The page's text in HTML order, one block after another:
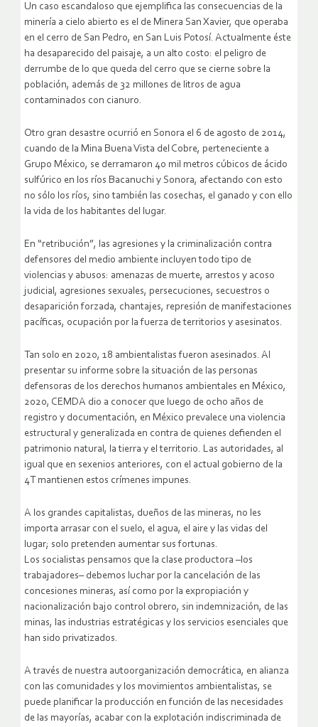
Un caso escandaloso que ejemplifica las consecuencias de la
minería a cielo abierto es el de Minera San Xavier, que operaba
en el cerro de San Pedro, en San Luis Potosí. Actualmente éste
ha desaparecido del paisaje, a un alto costo: el peligro de
derrumbe de lo que queda del cerro que se cierne sobre la
población, además de 32 millones de litros de agua
contaminados con cianuro.
Otro gran desastre ocurrió en Sonora el 6 de agosto de 2014,
cuando de la Mina Buena Vista del Cobre, perteneciente a
Grupo México, se derramaron 40 mil metros cúbicos de ácido
sulfúrico en los ríos Bacanuchi y Sonora, afectando con esto
no sólo los ríos, sino también las cosechas, el ganado y con ello
la vida de los habitantes del lugar.
En “retribución”, las agresiones y la criminalización contra
defensores del medio ambiente incluyen todo tipo de
violencias y abusos: amenazas de muerte, arrestos y acoso
judicial, agresiones sexuales, persecuciones, secuestros o
desaparición forzada, chantajes, represión de manifestaciones
pacíficas, ocupación por la fuerza de territorios y asesinatos.
Tan solo en 2020, 18 ambientalistas fueron asesinados. Al
presentar su informe sobre la situación de las personas
defensoras de los derechos humanos ambientales en México,
2020, CEMDA dio a conocer que luego de ocho años de
registro y documentación, en México prevalece una violencia
estructural y generalizada en contra de quienes defienden el
patrimonio natural, la tierra y el territorio. Las autoridades, al
igual que en sexenios anteriores, con el actual gobierno de la
4T mantienen estos crímenes impunes.
A los grandes capitalistas, dueños de las mineras, no les
importa arrasar con el suelo, el agua, el aire y las vidas del
lugar; solo pretenden aumentar sus fortunas.
Los socialistas pensamos que la clase productora –los
trabajadores– debemos luchar por la cancelación de las
concesiones mineras, así como por la expropiación y
nacionalización bajo control obrero, sin indemnización, de las
minas, las industrias estratégicas y los servicios esenciales que
han sido privatizados.
A través de nuestra autoorganización democrática, en alianza
con las comunidades y los movimientos ambientalistas, se
puede planificar la producción en función de las necesidades
de las mayorías, acabar con la explotación indiscriminada de